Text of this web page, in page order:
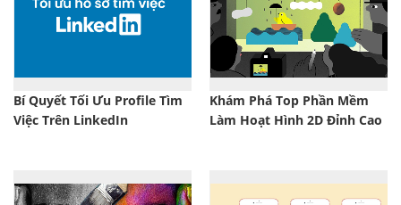
Bí Quyết Tối Ưu Profile Tìm
Việc Trên LinkedIn
Khám Phá Top Phần Mềm
Làm Hoạt Hình 2D Đỉnh Cao